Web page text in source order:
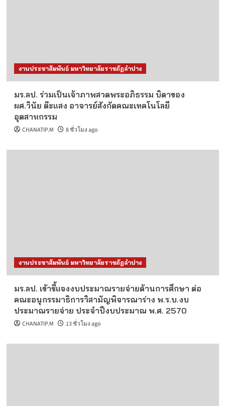
งานประชาสัมพันธ์ มหาวิทยาลัยราชภัฏลำปาง
มร.ลป. ร่วมเป็นเจ้าภาพสวดพระอภิธรรม บิดาของ
ผศ.วินัย ต๊ะแสง อาจารย์สังกัดคณะเทคโนโลยี
อุตสาหกรรม
CHANATIP.M 8 ชั่วโมง ago
งานประชาสัมพันธ์ มหาวิทยาลัยราชภัฏลำปาง
มร.ลป. เข้าชี้แจงงบประมาณรายจ่ายด้านการศึกษา ต่อ
คณะอนุกรรมาธิการวิสามัญพิจารณาร่าง พ.ร.บ.งบ
ประมาณรายจ่าย ประจำปีงบประมาณ พ.ศ. 2570
CHANATIP.M 13 ชั่วโมง ago